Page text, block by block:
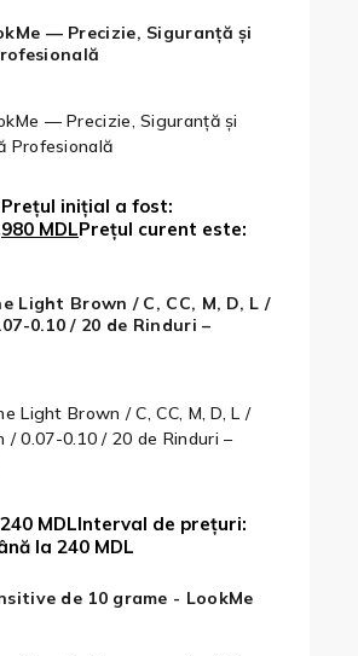
— Precizie, Siguranță și
Profesională
Prețul inițial a fost:
980 MDLPrețul curent este:
Light Brown / C, CC, M, D, L /
/ 0.07-0.10 / 20 de Rinduri –
240 MDLInterval de prețuri:
la 240 MDL